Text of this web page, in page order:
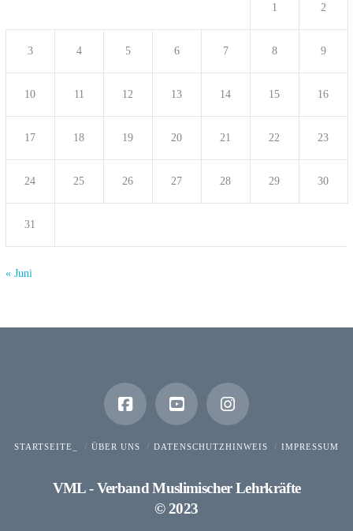
1 2
3 4 5 6 7 8 9
10 11 12 13 14 15 16
17 18 19 20 21 22 23
24 25 26 27 28 29 30
31
« Juni
STARTSEITE_ ÜBER UNS DATENSCHUTZHINWEIS IMPRESSUM
VML - Verband Muslimischer Lehrkräfte
© 2023